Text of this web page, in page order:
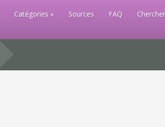
Catégories Sources FAQ